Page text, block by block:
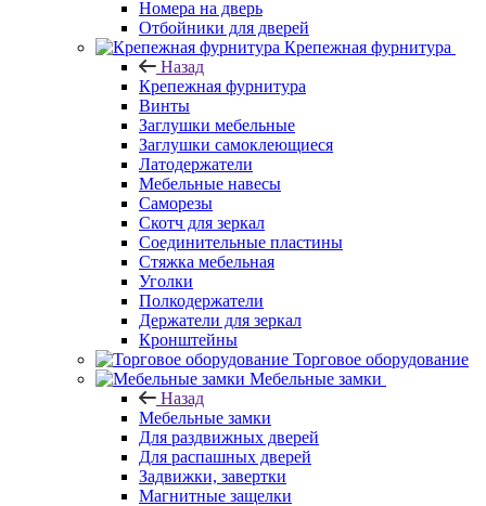
Номера на дверь
Отбойники для дверей
Крепежная фурнитура
Назад
Крепежная фурнитура
Винты
Заглушки мебельные
Заглушки самоклеющиеся
Латодержатели
Мебельные навесы
Саморезы
Скотч для зеркал
Соединительные пластины
Стяжка мебельная
Уголки
Полкодержатели
Держатели для зеркал
Кронштейны
Торговое оборудование
Мебельные замки
Назад
Мебельные замки
Для раздвижных дверей
Для распашных дверей
Задвижки, завертки
Магнитные защелки